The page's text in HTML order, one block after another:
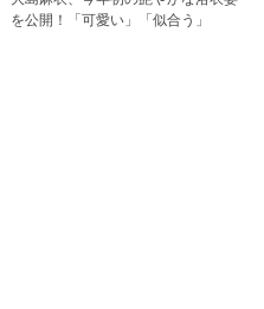
を公開！「可愛い」「似合う」